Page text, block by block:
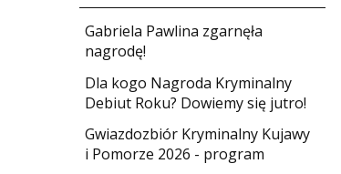
Gabriela Pawlina zgarnęła
nagrodę!
Dla kogo Nagroda Kryminalny
Debiut Roku? Dowiemy się jutro!
Gwiazdozbiór Kryminalny Kujawy
i Pomorze 2026 - program